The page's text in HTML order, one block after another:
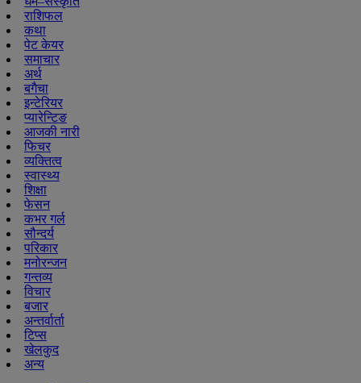
राशिफल
कथा
पेट केयर
समाचार
अर्थ
बगैचा
इन्टेरियर
प्यारेन्टिङ
आजकी नारी
फिचर
व्यक्तित्व
स्वास्थ्य
शिक्षा
फेसन
कभर गर्ल
सौन्दर्य
परिकार
मनोरन्जन
गन्तव्य
विचार
बजार
अन्तर्वार्ता
टिप्स
खेलकुद
अन्य